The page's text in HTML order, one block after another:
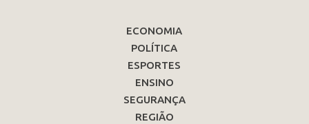
ECONOMIA
POLÍTICA
ESPORTES
ENSINO
SEGURANÇA
REGIÃO